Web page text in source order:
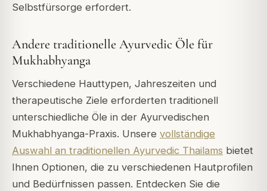
Selbstfürsorge erfordert.
Andere traditionelle Ayurvedic Öle für
Mukhabhyanga
Verschiedene Hauttypen, Jahreszeiten und
therapeutische Ziele erforderten traditionell
unterschiedliche Öle in der Ayurvedischen
Mukhabhyanga-Praxis. Unsere vollständige
Auswahl an traditionellen Ayurvedic Thailams bietet
Ihnen Optionen, die zu verschiedenen Hautprofilen
und Bedürfnissen passen. Entdecken Sie die